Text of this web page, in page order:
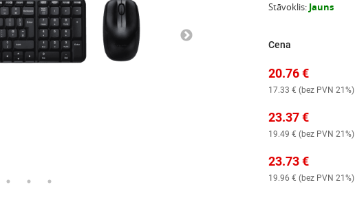
Stāvoklis: Jauns
Cena
20.76€
17.33 € (bez PVN 21%)
23.37€
19.49 € (bez PVN 21%)
23.73€
19.96 € (bez PVN 21%)